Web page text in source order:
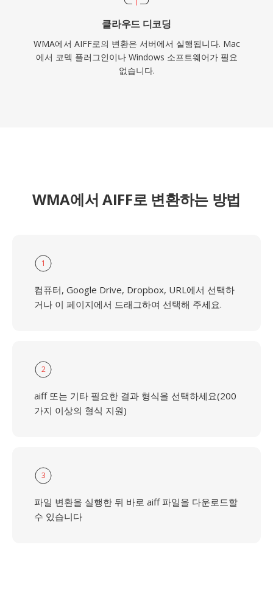
클라우드 디코딩
WMA에서 AIFF로의 변환은 서버에서 실행됩니다. Mac
에서 코덱 플러그인이나 Windows 소프트웨어가 필요
없습니다.
WMA에서 AIFF로 변환하는 방법
1
컴퓨터, Google Drive, Dropbox, URL에서 선택하
거나 이 페이지에서 드래그하여 선택해 주세요.
2
aiff 또는 기타 필요한 결과 형식을 선택하세요(200
가지 이상의 형식 지원)
3
파일 변환을 실행한 뒤 바로 aiff 파일을 다운로드할
수 있습니다